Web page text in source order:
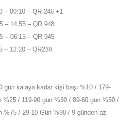
– 00:10 – QR 246 +1
– 14:55 – QR 948
– 06:15 – QR 945
– 12:20 – QR239
gün kalaya kadar kişi başı %10 / 179-
%25 / 119-90 gün %30 / 89-60 gün %50 /
%75 / 29-10 Gün %90 / 9 günden az